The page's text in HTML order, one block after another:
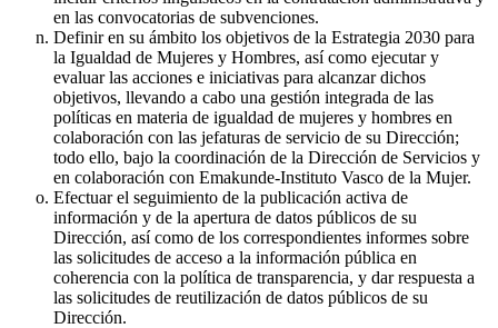
en las convocatorias de subvenciones.
Definir en su ámbito los objetivos de la Estrategia 2030 para
la Igualdad de Mujeres y Hombres, así como ejecutar y
evaluar las acciones e iniciativas para alcanzar dichos
objetivos, llevando a cabo una gestión integrada de las
políticas en materia de igualdad de mujeres y hombres en
colaboración con las jefaturas de servicio de su Dirección;
todo ello, bajo la coordinación de la Dirección de Servicios y
en colaboración con Emakunde-Instituto Vasco de la Mujer.
Efectuar el seguimiento de la publicación activa de
información y de la apertura de datos públicos de su
Dirección, así como de los correspondientes informes sobre
las solicitudes de acceso a la información pública en
coherencia con la política de transparencia, y dar respuesta a
las solicitudes de reutilización de datos públicos de su
Dirección.